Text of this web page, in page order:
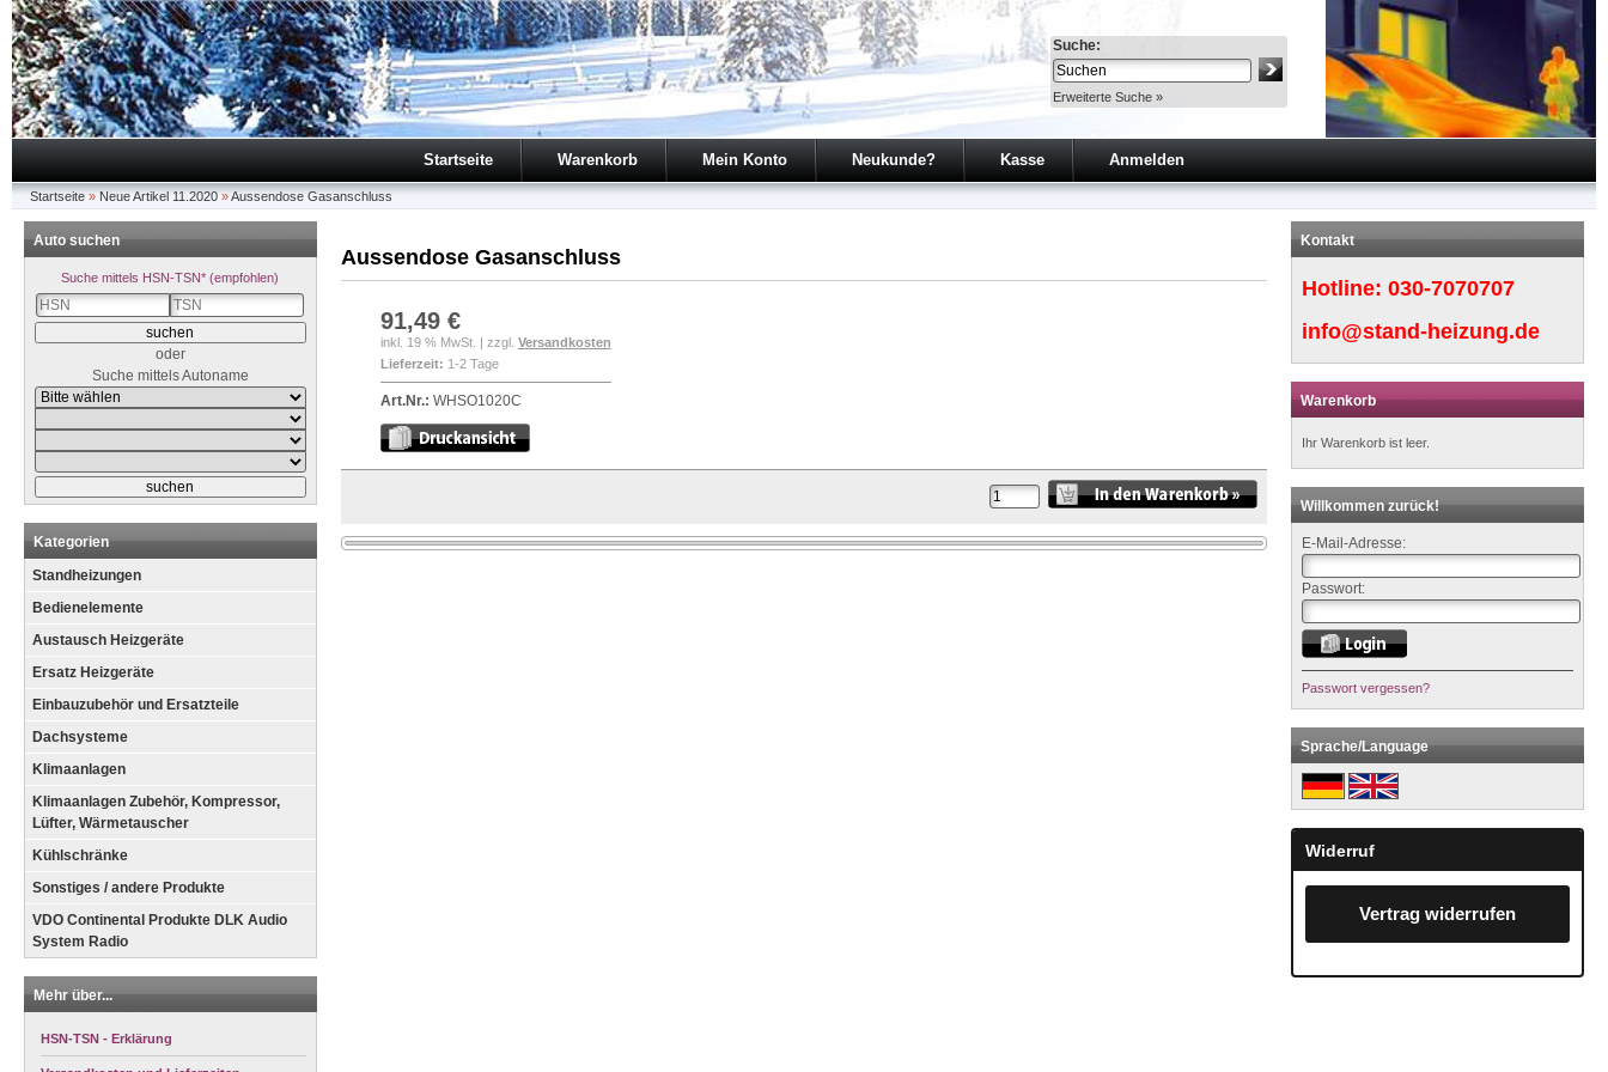
Suche:
Erweiterte Suche »
Startseite Warenkorb Mein Konto Neukunde? Kasse Anmelden
Startseite » Neue Artikel 11.2020 »Aussendose Gasanschluss
Aussendose Gasanschluss
91,49 €
inkl. 19 % MwSt. | zzgl. Versandkosten
Lieferzeit: 1-2 Tage
Art.Nr.: WHSO1020C
Auto suchen
Suche mittels HSN-TSN* (empfohlen)
oder
Suche mittels Autoname
Kategorien
Standheizungen
Bedienelemente
Austausch Heizgeräte
Ersatz Heizgeräte
Einbauzubehör und Ersatzteile
Dachsysteme
Klimaanlagen
Klimaanlagen Zubehör, Kompressor,
Lüfter, Wärmetauscher
Kühlschränke
Sonstiges / andere Produkte
VDO Continental Produkte DLK Audio
System Radio
Mehr über...
HSN-TSN - Erklärung
Kontakt
Hotline:030-7070707
info@stand-heizung.de
Warenkorb
Ihr Warenkorb ist leer.
Willkommen zurück!
E-Mail-Adresse:
Passwort:
Passwort vergessen?
Sprache/Language
Widerruf
Vertrag widerrufen